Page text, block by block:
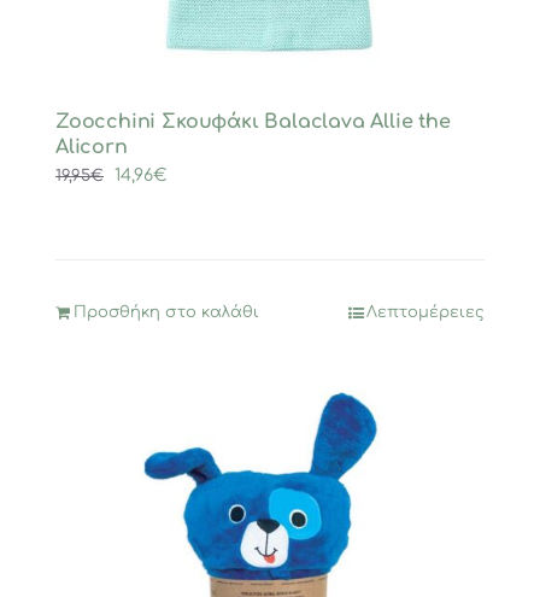
Zoocchini Σκουφάκι Balaclava Allie the
Alicorn
19,95€
Original
14,96€
Προσθήκη στο καλάθι Λεπτομέρειες